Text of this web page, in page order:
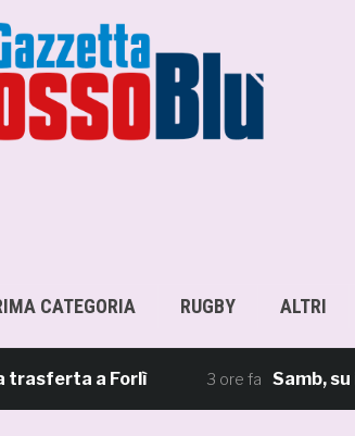
CATEGORIA RUGBY ALTRI
a Forlì 3 ore fa Samb, su il